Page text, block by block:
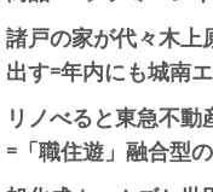
諸戸の家が代々木上
出す=年内にも城南
リノべると東急不
=「職住遊」融合型